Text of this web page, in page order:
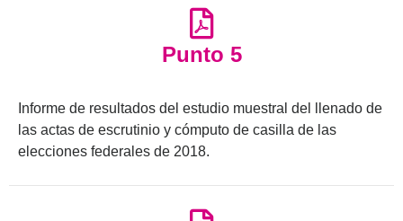
Punto 5
Informe de resultados del estudio muestral del llenado de
las actas de escrutinio y cómputo de casilla de las
elecciones federales de 2018.